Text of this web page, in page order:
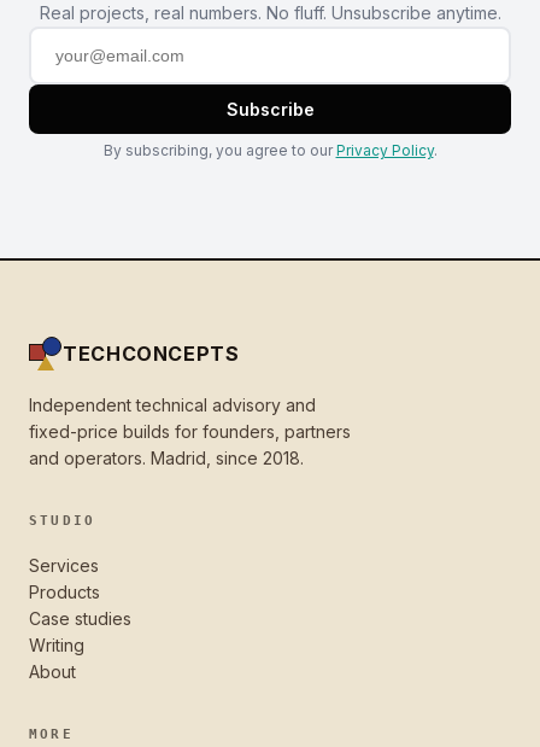
Real projects, real numbers. No fluff. Unsubscribe anytime.
Subscribe
By subscribing, you agree to ourPrivacy Policy.
TECHCONCEPTS
Independent technical advisory and
fixed-price builds for founders, partners
and operators. Madrid, since 2018.
STUDIO
Services
Products
Case studies
Writing
About
MORE